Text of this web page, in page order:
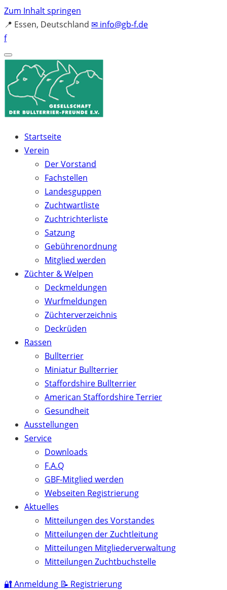
Zum Inhalt springen
📍 Essen, Deutschland ✉ info@gb-f.de
f
Startseite
Verein
Der Vorstand
Fachstellen
Landesguppen
Zuchtwartliste
Zuchtrichterliste
Satzung
Gebührenordnung
Mitglied werden
Züchter & Welpen
Deckmeldungen
Wurfmeldungen
Züchterverzeichnis
Deckrüden
Rassen
Bullterrier
Miniatur Bullterrier
Staffordshire Bullterrier
American Staffordshire Terrier
Gesundheit
Ausstellungen
Service
Downloads
F.A.Q
GBF-Mitglied werden
Webseiten Registrierung
Aktuelles
Mitteilungen des Vorstandes
Mitteilungen der Zuchtleitung
Mitteilungen Mitgliederverwaltung
Mitteilungen Zuchtbuchstelle
🔐Anmeldung 📝 Registrierung